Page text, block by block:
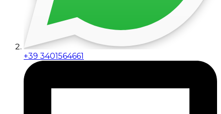
+39 3401564661